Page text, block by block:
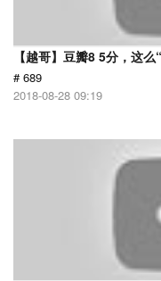
【越哥】豆瓣8 5分，这
# 689
2018-08-28 09:19